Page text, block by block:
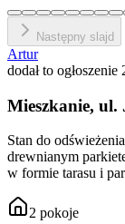
Następny slajd
Artur
dodał to ogłoszenie
Mieszkanie, ul.
Stan do
drewnianym
w formie tarasu i
2 pokoje